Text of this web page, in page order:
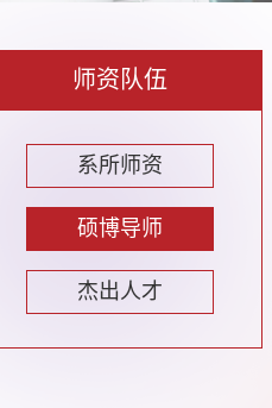
师资队伍
系所师资
硕博导师
杰出人才